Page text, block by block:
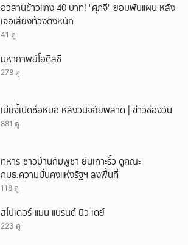
อวสานข้าวแกง 40 บาท! "ศุภจี" ยอมพับแผน หลัง
เจอเสียงท้วงติงหนัก
41 ดู
มหากาพย์โอดิสซี
278 ดู
เมียจี้เปิดชื่อหมอ หลังวินิจฉัยพลาด | ข่าวช่องวัน
881 ดู
ทหาร-ชาวบ้านกัมพูชา ยืนเกาะรั้ว ดูคณะ
กมธ.ความมั่นคงแห่งรัฐฯ ลงพื้นที่
118 ดู
สไปเดอร์-แมน แบรนด์ นิว เดย์
223 ดู